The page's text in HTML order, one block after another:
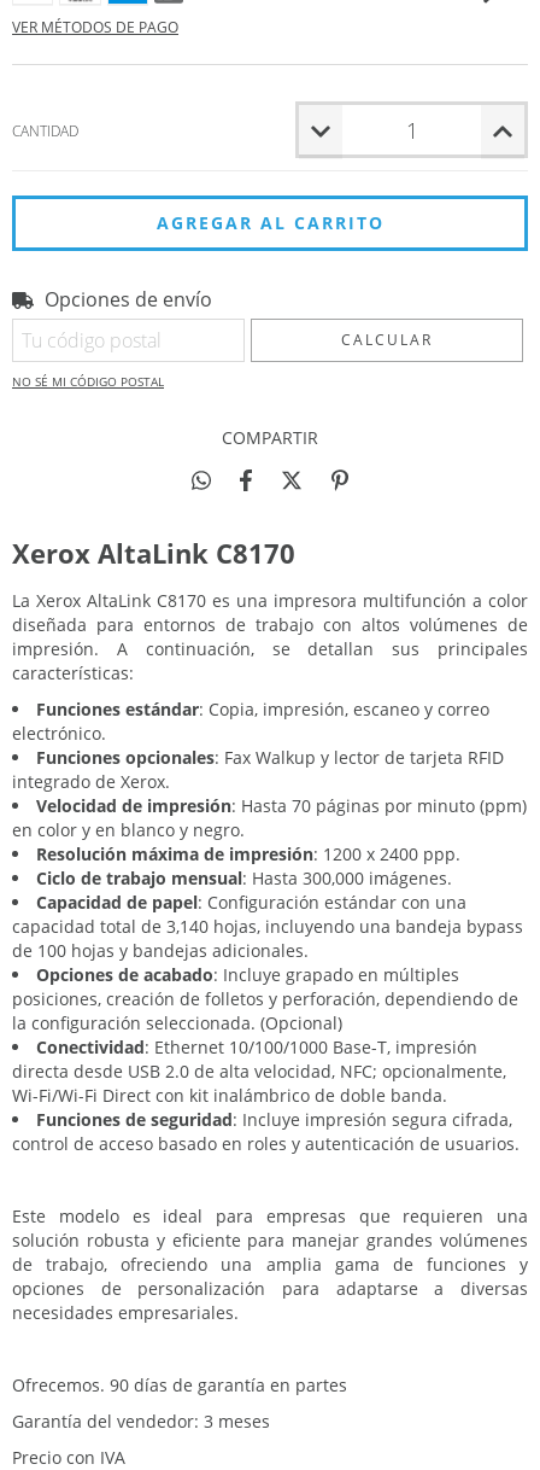
VER MÉTODOS DE PAGO
CANTIDAD
Entregas para el CP:
Opciones de envío
CALCULAR
NO SÉ MI CÓDIGO POSTAL
COMPARTIR
Xerox AltaLink C8170
La Xerox AltaLink C8170 es una impresora multifunción a color
diseñada para entornos de trabajo con altos volúmenes de
impresión. A continuación, se detallan sus principales
características:
Funciones estándar: Copia, impresión, escaneo y correo
electrónico.
Funciones opcionales: Fax Walkup y lector de tarjeta RFID
integrado de Xerox.
Velocidad de impresión: Hasta 70 páginas por minuto (ppm)
en color y en blanco y negro.
Resolución máxima de impresión: 1200 x 2400 ppp.
Ciclo de trabajo mensual: Hasta 300,000 imágenes.
Capacidad de papel: Configuración estándar con una
capacidad total de 3,140 hojas, incluyendo una bandeja bypass
de 100 hojas y bandejas adicionales.
Opciones de acabado: Incluye grapado en múltiples
posiciones, creación de folletos y perforación, dependiendo de
la configuración seleccionada. (Opcional)
Conectividad: Ethernet 10/100/1000 Base-T, impresión
directa desde USB 2.0 de alta velocidad, NFC; opcionalmente,
Wi-Fi/Wi-Fi Direct con kit inalámbrico de doble banda.
Funciones de seguridad: Incluye impresión segura cifrada,
control de acceso basado en roles y autenticación de usuarios.
Este modelo es ideal para empresas que requieren una
solución robusta y eficiente para manejar grandes volúmenes
de trabajo, ofreciendo una amplia gama de funciones y
opciones de personalización para adaptarse a diversas
necesidades empresariales.
Ofrecemos. 90 días de garantía en partes
Garantía del vendedor: 3 meses
Precio con IVA